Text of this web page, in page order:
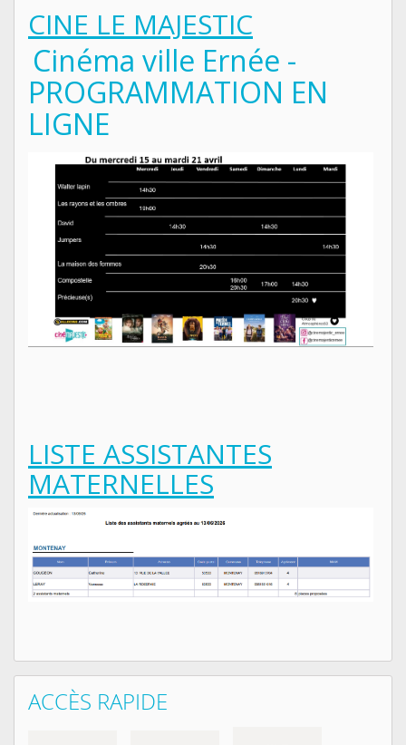
CINE LE MAJESTIC
Cinéma ville Ernée -
PROGRAMMATION EN
LIGNE
LISTE ASSISTANTES
MATERNELLES
ACCÈS RAPIDE